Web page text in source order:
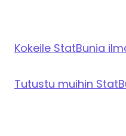
Kokeile StatBunia
Tutustu muihin